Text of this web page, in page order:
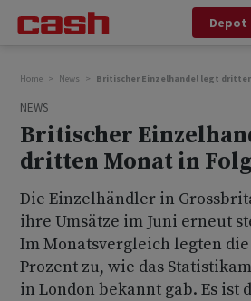
Depot
Home News Britischer Einzelhandel legt
NEWS
Britischer
dritten Monat in
Die Einzelhändler in
ihre Umsätze im Juni erneut
Im Monatsvergleich legten die
Prozent zu, wie das
in London bekannt gab. Es ist